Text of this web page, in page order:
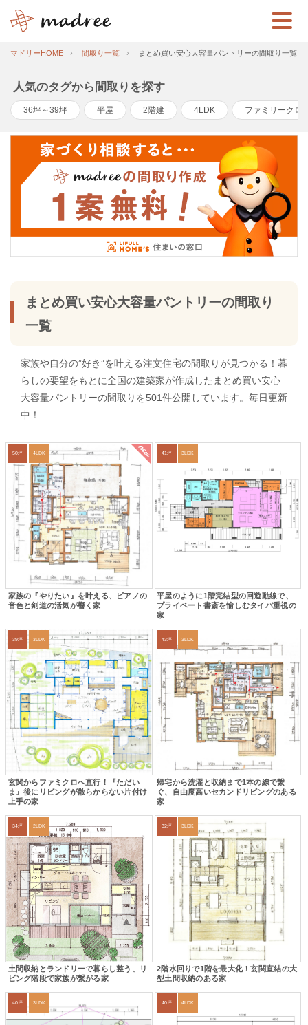
マドリーHOME 間取り一覧 まとめ買い安心大容量パントリーの間取り一覧
人気のタグから間取りを探す
36坪～39坪 平屋 2階建 4LDK ファミリークロ
まとめ買い安心大容量パントリーの間取り
一覧
家族や自分の”好き”を叶える注文住宅の間取りが見つかる！暮
らしの要望をもとに全国の建築家が作成したまとめ買い安心
大容量パントリーの間取りを501件公開しています。毎日更新
中！
50坪 4LDK new
家族の『やりたい』を叶える、ピアノの
音色と剣道の活気が響く家
41坪 3LDK
平屋のように1階完結型の回遊動線で、
プライベート書斎を愉しむタイパ重視の
家
39坪 3LDK
玄関からファミクロへ直行！『ただい
ま』後にリビングが散らからない片付け
上手の家
43坪 3LDK
帰宅から洗濯と収納まで1本の線で繋
ぐ、自由度高いセカンドリビングのある
家
34坪 2LDK
土間収納とランドリーで暮らし整う、リ
ビング階段で家族が繋がる家
32坪 3LDK
2階水回りで1階を最大化！玄関直結の大
型土間収納のある家
40坪 3LDK 40坪 4LDK